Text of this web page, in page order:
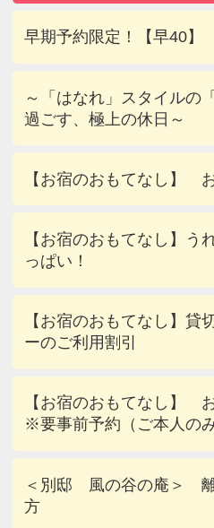
早期予約限定！【早40】
～「はなれ」スタイルの
過ごす、極上の休日～
【お宿のおもてなし】
【お宿のおもてなし】う
っぱい！
【お宿のおもてなし】貸
ーのご利用割引
【お宿のおもてなし】
※要事前予約（ご本人のみ
＜別邸 風の谷の庵＞ 離
方